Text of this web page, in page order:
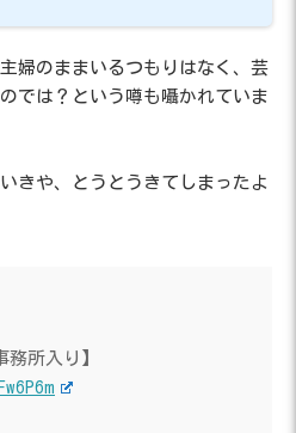
婦のままいるつもりはなく、芸
では？という噂も囁かれていま
きや、とうとうきてしまったよ
務所入り】